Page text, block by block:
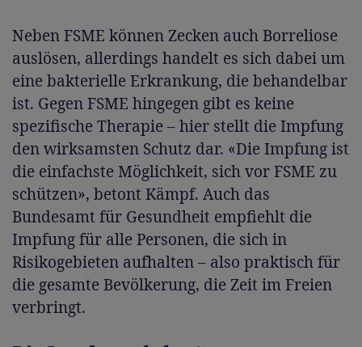
Neben FSME können Zecken auch Borreliose
auslösen, allerdings handelt es sich dabei um
eine bakterielle Erkrankung, die behandelbar
ist. Gegen FSME hingegen gibt es keine
spezifische Therapie – hier stellt die Impfung
den wirksamsten Schutz dar. «Die Impfung ist
die einfachste Möglichkeit, sich vor FSME zu
schützen», betont Kämpf. Auch das
Bundesamt für Gesundheit empfiehlt die
Impfung für alle Personen, die sich in
Risikogebieten aufhalten – also praktisch für
die gesamte Bevölkerung, die Zeit im Freien
verbringt.